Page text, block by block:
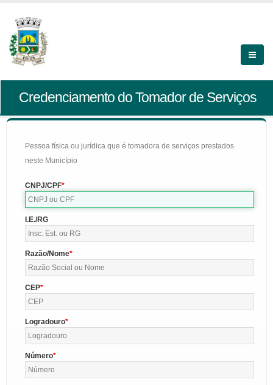
Credenciamento do Tomador de Serviços
Pessoa física ou jurídica que é tomadora de serviços prestados
neste Município
CNPJ/CPF
I.E./RG
Razão/Nome
CEP
Logradouro
Número